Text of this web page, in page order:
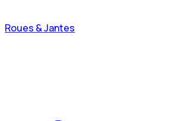
Roues & Jantes